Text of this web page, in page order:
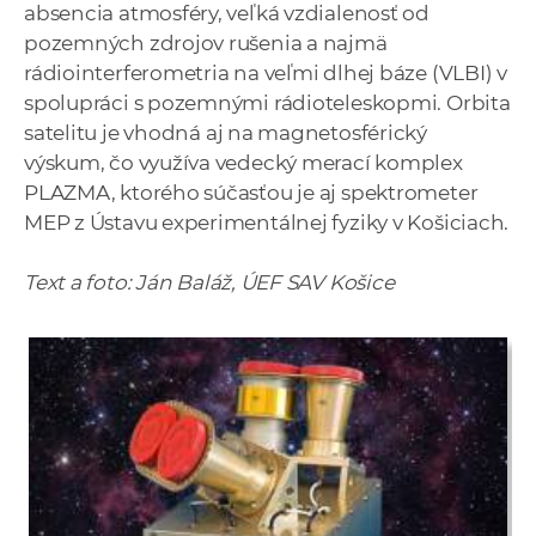
absencia atmosféry, veľká vzdialenosť od
pozemných zdrojov rušenia a najmä
rádiointerferometria na veľmi dlhej báze (VLBI) v
spolupráci s pozemnými rádioteleskopmi. Orbita
satelitu je vhodná aj na magnetosférický
výskum, čo využíva vedecký merací komplex
PLAZMA, ktorého súčasťou je aj spektrometer
MEP z Ústavu experimentálnej fyziky v Košiciach.
Text a foto: Ján Baláž, ÚEF SAV Košice